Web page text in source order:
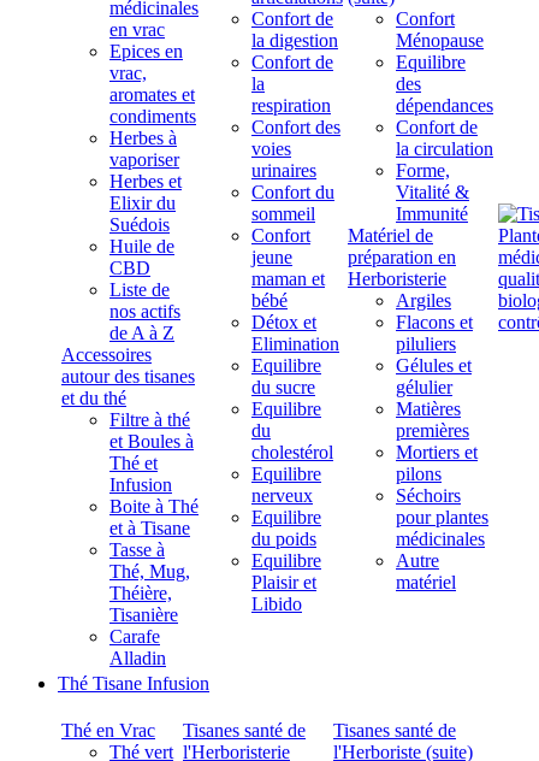
médicinales
en vrac
Epices en
vrac,
aromates et
condiments
Herbes à
vaporiser
Herbes et
Elixir du
Suédois
Huile de
CBD
Liste de
nos actifs
de A à Z
Accessoires
autour des tisanes
et du thé
Filtre à thé
et Boules à
Thé et
Infusion
Boite à Thé
et à Tisane
Tasse à
Thé, Mug,
Théière,
Tisanière
Carafe
Alladin
Confort de
la digestion
Confort de
la
respiration
Confort des
voies
urinaires
Confort du
sommeil
Confort
jeune
maman et
bébé
Détox et
Elimination
Equilibre
du sucre
Equilibre
du
cholestérol
Equilibre
nerveux
Equilibre
du poids
Equilibre
Plaisir et
Libido
Confort
Ménopause
Equilibre
des
dépendances
Confort de
la circulation
Forme,
Vitalité &
Immunité
Matériel de
préparation en
Herboristerie
Argiles
Flacons et
piluliers
Gélules et
gélulier
Matières
premières
Mortiers et
pilons
Séchoirs
pour plantes
médicinales
Autre
matériel
Thé Tisane Infusion
Thé en Vrac
Thé vert
Tisanes santé de
l'Herboristerie
Tisanes santé de
l'Herboriste (suite)